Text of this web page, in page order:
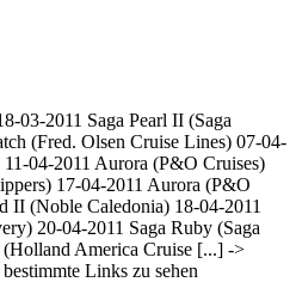
03-2011 Saga Pearl II (Saga
(Fred. Olsen Cruise Lines) 07-04-
04-2011 Aurora (P&O Cruises)
17-04-2011 Aurora (P&O
II (Noble Caledonia) 18-04-2011
20-04-2011 Saga Ruby (Saga
America Cruise [...] ->
Links zu sehen